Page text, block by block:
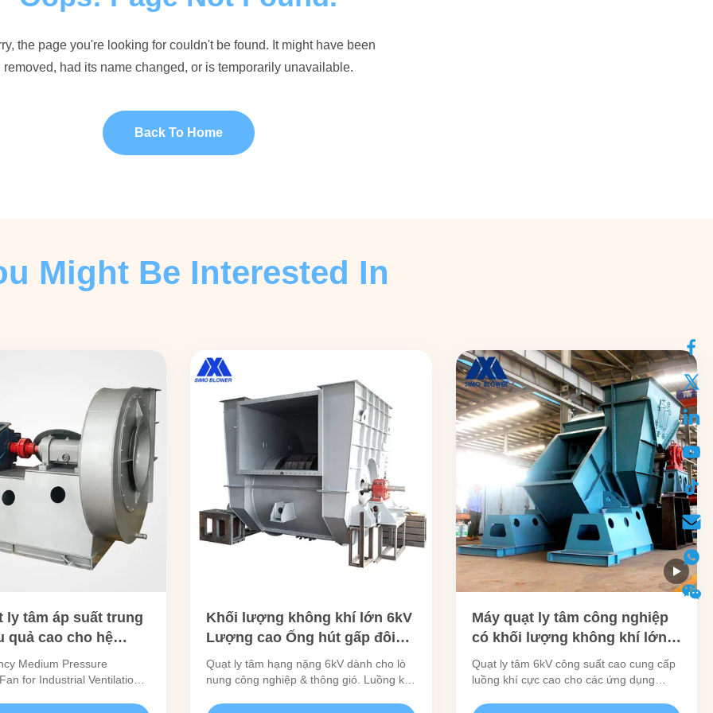
the page you're looking for couldn't be found. It might have been
removed, had its name changed, or is temporarily unavailable.
Back To Home
Might Be Interested In
ly tâm áp suất trung
quả cao cho hệ
gió và thu bụi
Medium Pressure
for Industrial Ventilation
Khối lượng không khí lớn 6kV
Lượng cao Ống hút gấp đôi
Ống hút trung tâm công
nghiệp cho hệ thống lò công
Quạt ly tâm hạng nặng 6kV dành cho lò
nung công nghiệp & thông gió. Luồng khí
Máy quạt ly tâm công nghiệp
có khối lượng không khí lớn
với động cơ cao áp 6kV cho
các ứng dụng hạng nặng
Quạt ly tâm 6kV công suất cao cung cấp
luồng khí cực cao cho các ứng dụng